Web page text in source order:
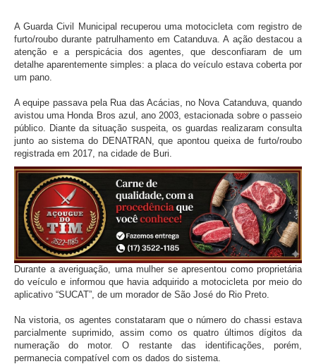
A Guarda Civil Municipal recuperou uma motocicleta com registro de
furto/roubo durante patrulhamento em Catanduva. A ação destacou a
atenção e a perspicácia dos agentes, que desconfiaram de um
detalhe aparentemente simples: a placa do veículo estava coberta por
um pano.
A equipe passava pela Rua das Acácias, no Nova Catanduva, quando
avistou uma Honda Bros azul, ano 2003, estacionada sobre o passeio
público. Diante da situação suspeita, os guardas realizaram consulta
junto ao sistema do DENATRAN, que apontou queixa de furto/roubo
registrada em 2017, na cidade de Buri.
Durante a averiguação, uma mulher se apresentou como proprietária
do veículo e informou que havia adquirido a motocicleta por meio do
aplicativo “SUCAT”, de um morador de São José do Rio Preto.
Na vistoria, os agentes constataram que o número do chassi estava
parcialmente suprimido, assim como os quatro últimos dígitos da
numeração do motor. O restante das identificações, porém,
permanecia compatível com os dados do sistema.